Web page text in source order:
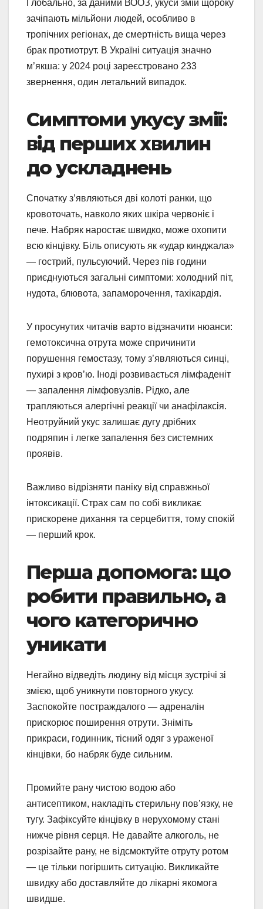
Глобально, за даними ВООЗ, укуси змій щороку
зачіпають мільйони людей, особливо в
тропічних регіонах, де смертність вища через
брак протиотрут. В Україні ситуація значно
м’якша: у 2024 році зареєстровано 233
звернення, один летальний випадок.
Симптоми укусу змії:
від перших хвилин
до ускладнень
Спочатку з’являються дві колоті ранки, що
кровоточать, навколо яких шкіра червоніє і
пече. Набряк наростає швидко, може охопити
всю кінцівку. Біль описують як «удар кинджала»
— гострий, пульсуючий. Через пів години
приєднуються загальні симптоми: холодний піт,
нудота, блювота, запаморочення, тахікардія.
У просунутих читачів варто відзначити нюанси:
гемотоксична отрута може спричинити
порушення гемостазу, тому з’являються синці,
пухирі з кров’ю. Іноді розвивається лімфаденіт
— запалення лімфовузлів. Рідко, але
трапляються алергічні реакції чи анафілаксія.
Неотруйний укус залишає дугу дрібних
подряпин і легке запалення без системних
проявів.
Важливо відрізняти паніку від справжньої
інтоксикації. Страх сам по собі викликає
прискорене дихання та серцебиття, тому спокій
— перший крок.
Перша допомога: що
робити правильно, а
чого категорично
уникати
Негайно відведіть людину від місця зустрічі зі
змією, щоб уникнути повторного укусу.
Заспокойте постраждалого — адреналін
прискорює поширення отрути. Зніміть
прикраси, годинник, тісний одяг з ураженої
кінцівки, бо набряк буде сильним.
Промийте рану чистою водою або
антисептиком, накладіть стерильну пов’язку, не
тугу. Зафіксуйте кінцівку в нерухомому стані
нижче рівня серця. Не давайте алкоголь, не
розрізайте рану, не відсмоктуйте отруту ротом
— це тільки погіршить ситуацію. Викликайте
швидку або доставляйте до лікарні якомога
швидше.